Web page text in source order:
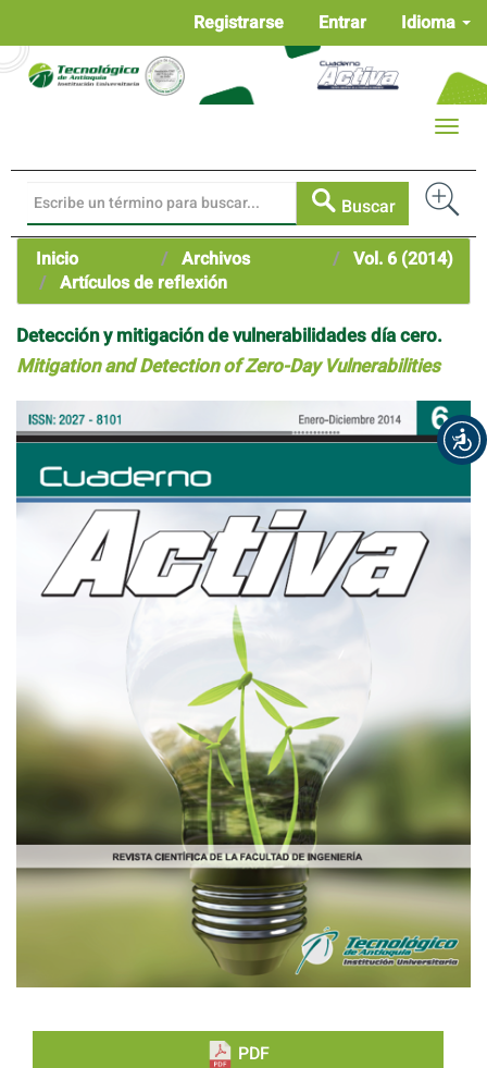
Contenido
principal
Idioma
Registrarse Entrar
Buscar
Toggle
Inicio Archivos
Vol. 6 (2014)
Artículos de reflexión
Detección y mitigación de vulnerabilidades día cero.
Mitigation and Detection of Zero-Day Vulnerabilities
Barra
lateral
del
artículo
PDF